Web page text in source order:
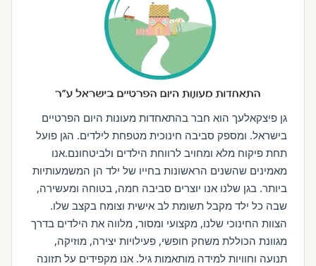
גן פיצקאלעך הוא חבר בהתאחדות מעונות היום הפרטיים
בישראל. ומספק סביבה חינוכית מטפחת לילדים. הגן פועל
תחת פיקוח מלא ומחויב לרווחת הילדים ולביטחונם.אנו
מאמינים שהשנים הראשונות בחייו של ילד הן המשמעותיות
ביותר. בגן שלנו אנו יוצרים סביבה חמה, בטוחה ומעשירה,
שבה כל ילד מקבל תשומת לב אישית וצומח בקצב שלו.
הצוות החינוכי שלנו, מקצועי ומסור, מלווה את הילדים בדרך
מגוונת הכוללת משחק חופשי, פעילויות יצירה, מוזיקה,
תנועה וחוויות למידה מותאמות גיל. אנו מקפידים על תזונה